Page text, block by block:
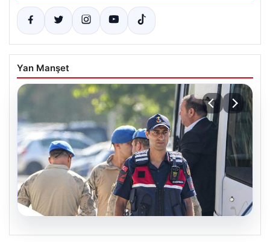
Yan Manşet
07.08.2026